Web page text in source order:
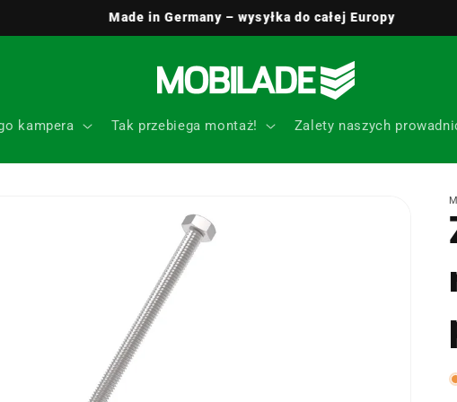
klienta - Jesteśmy zawsze do Twojej dyspozycji i chętnie pomożemy!
kampera Tak przebiega montaż! Zalety naszych